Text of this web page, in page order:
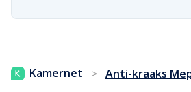
Kamernet > Anti-kraaks